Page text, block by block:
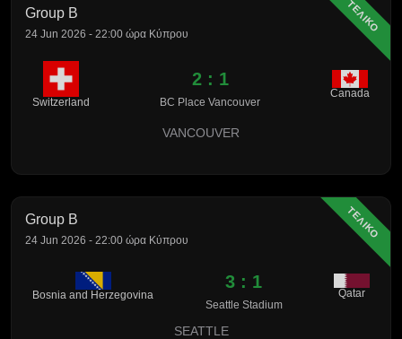
ΤΕΛΙΚΟ
Group B
24 Jun 2026 - 22:00 ώρα Κύπρου
Switzerland
2 : 1
BC Place Vancouver
Canada
VANCOUVER
ΤΕΛΙΚΟ
Group B
24 Jun 2026 - 22:00 ώρα Κύπρου
Bosnia and Herzegovina
3 : 1
Seattle Stadium
Qatar
SEATTLE